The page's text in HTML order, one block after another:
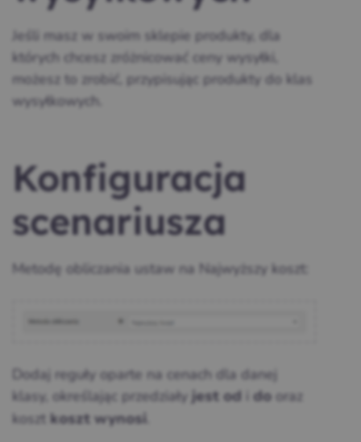
Jeśli masz w swoim sklepie produkty, dla
których chcesz zróżnicować ceny wysyłki,
możesz to zrobić, przypisując produkty do klas
wysyłkowych.
Konfiguracja
scenariusza
Metodę obliczania ustaw na Najwyższy koszt:
Dodaj reguły oparte na cenach dla danej
klasy, określając przedziały
jest od do oraz
koszt koszt wynosi